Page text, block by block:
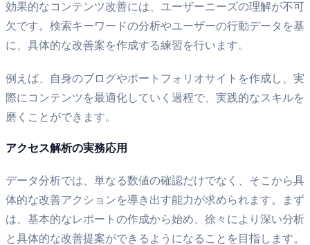
効果的なコンテンツ改善には、ユーザーニーズの理解が不可
欠です。検索キーワードの分析やユーザーの行動データを基
に、具体的な改善案を作成する練習を行います。
例えば、自身のブログやポートフォリオサイトを作成し、実
際にコンテンツを最適化していく過程で、実践的なスキルを
磨くことができます。
アクセス解析の実務応用
データ分析では、単なる数値の確認だけでなく、そこから具
体的な改善アクションを導き出す能力が求められます。まず
は、基本的なレポートの作成から始め、徐々により深い分析
と具体的な改善提案ができるようになることを目指します。